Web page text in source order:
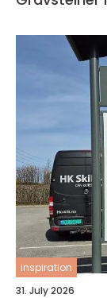
inspiration
31. July 2026